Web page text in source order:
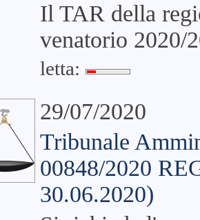
Il TAR della
venatorio 2020/
letta:
29/07/2020
Tribunale
00848/2020
30.06.2020)